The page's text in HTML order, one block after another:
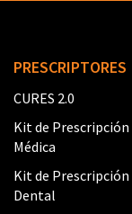
PRESCRIPTORES
CURES 2.0
Kit de Prescripción
Médica
Kit de Prescripción
Dental